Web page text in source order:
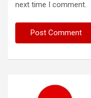
next time I comment.